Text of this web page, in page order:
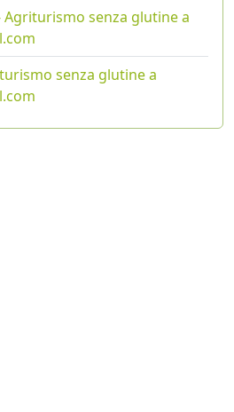
Agriturismo senza glutine a
senza glutine a